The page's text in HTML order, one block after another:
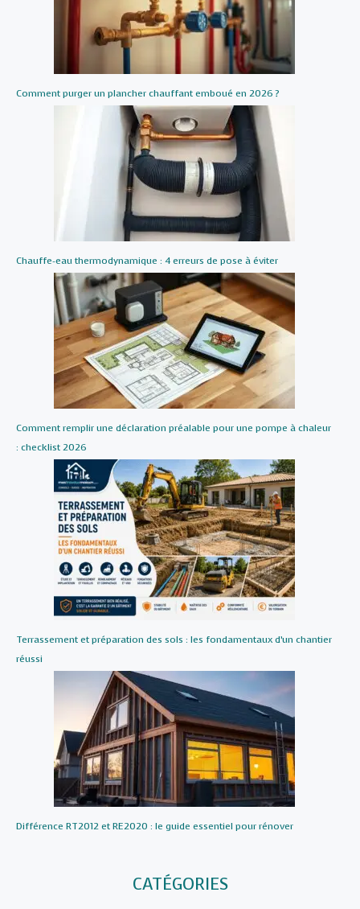
Comment purger un plancher chauffant emboué en 2026 ?
Chauffe-eau thermodynamique : 4 erreurs de pose à éviter
Comment remplir une déclaration préalable pour une pompe à chaleur
: checklist 2026
Terrassement et préparation des sols : les fondamentaux d’un chantier
réussi
Différence RT2012 et RE2020 : le guide essentiel pour rénover
CATÉGORIES